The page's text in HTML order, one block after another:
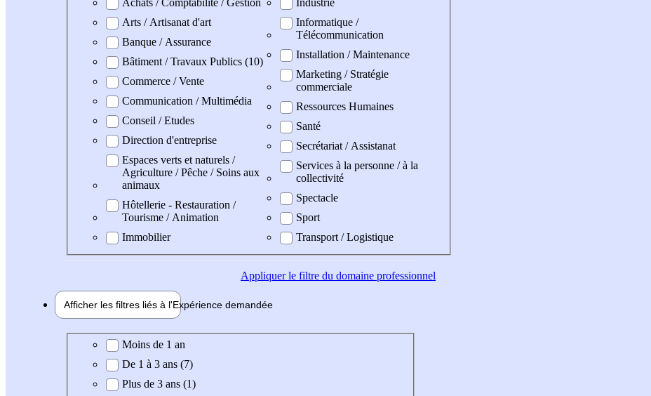
Arts / Artisanat d'art
Banque / Assurance
Bâtiment / Travaux Publics (10)
Commerce / Vente
Communication / Multimédia
Conseil / Etudes
Direction d'entreprise
Espaces verts et naturels /
Agriculture / Pêche / Soins aux
animaux
Hôtellerie - Restauration /
Tourisme / Animation
Immobilier
Informatique /
Télécommunication
Installation / Maintenance
Marketing / Stratégie
commerciale
Ressources Humaines
Santé
Secrétariat / Assistanat
Services à la personne / à la
collectivité
Spectacle
Sport
Transport / Logistique
Appliquerle filtre du domaine professionnel
Afficher les filtres liés à l'Expérience demandée
Expérience demandée
Moins de 1 an
De 1 à 3 ans (7)
Plus de 3 ans (1)